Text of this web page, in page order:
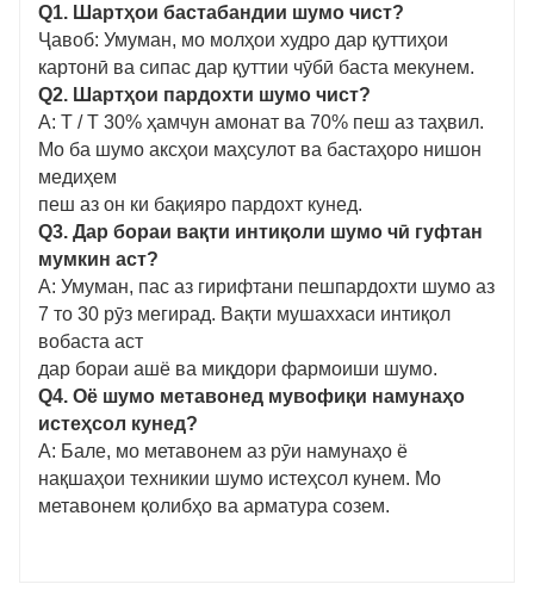
Q1. Шартҳои бастабандии шумо чист?
Ҷавоб: Умуман, мо молҳои худро дар қуттиҳои
картонӣ ва сипас дар қуттии чӯбӣ баста мекунем.
Q2. Шартҳои пардохти шумо чист?
A: T / T 30% ҳамчун амонат ва 70% пеш аз таҳвил.
Мо ба шумо аксҳои маҳсулот ва бастаҳоро нишон
медиҳем
пеш аз он ки бақияро пардохт кунед.
Q3. Дар бораи вақти интиқоли шумо чӣ гуфтан
мумкин аст?
A: Умуман, пас аз гирифтани пешпардохти шумо аз
7 то 30 рӯз мегирад. Вақти мушаххаси интиқол
вобаста аст
дар бораи ашё ва миқдори фармоиши шумо.
Q4. Оё шумо метавонед мувофиқи намунаҳо
истеҳсол кунед?
A: Бале, мо метавонем аз рӯи намунаҳо ё
нақшаҳои техникии шумо истеҳсол кунем. Мо
метавонем қолибҳо ва арматура созем.